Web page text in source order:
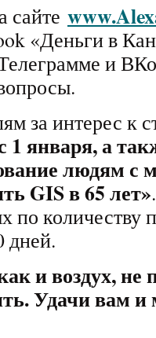
сайте
«Деньги в
и
за интерес к
1 января, а
людям с
GIS в 65 лет»
по количеству
дней.
и воздух, не
Удачи вам и